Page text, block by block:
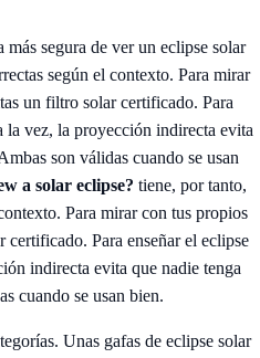
segura de ver un eclipse solar
según el contexto. Para mirar
un filtro solar certificado. Para
la vez, la proyección indirecta evita
son válidas cuando se usan
a solar eclipse? tiene, por tanto,
Para mirar con tus propios
Para enseñar el eclipse
indirecta evita que nadie tenga
cuando se usan bien.
Unas gafas de eclipse solar